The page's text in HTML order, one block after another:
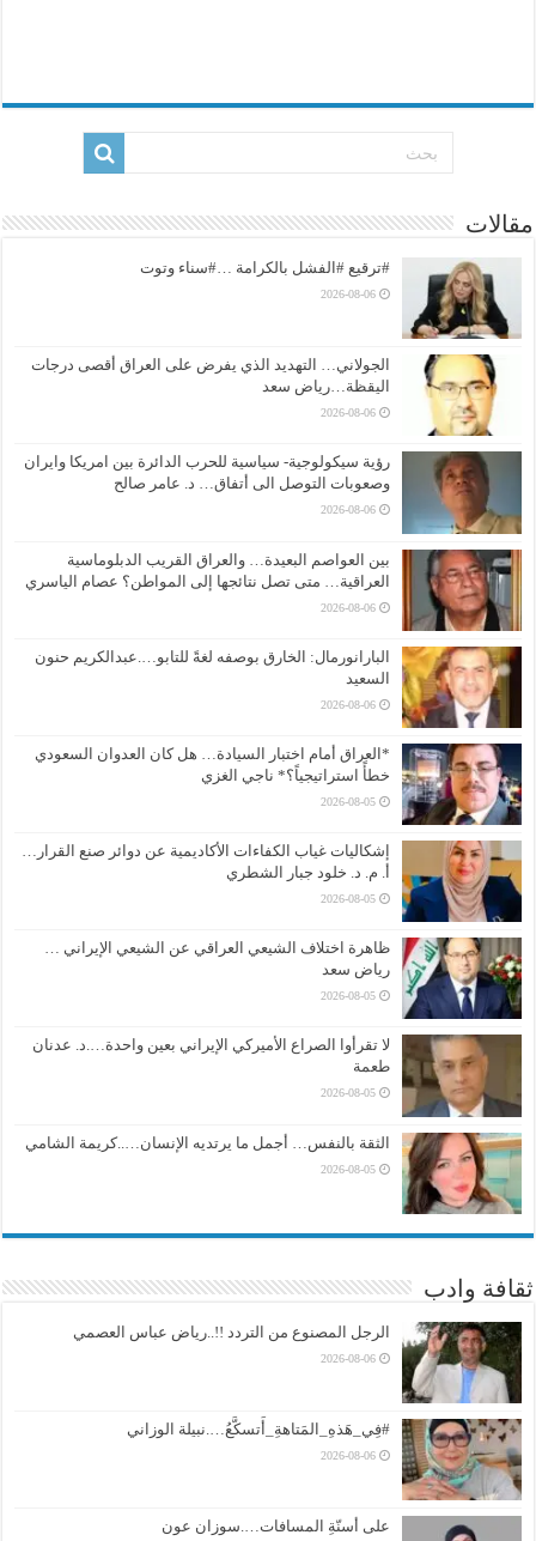
مقالات
#ترقيع #الفشل بالكرامة …#سناء وتوت
2026-08-06
الجولاني… التهديد الذي يفرض على العراق أقصى درجات
اليقظة…رياض سعد
2026-08-06
رؤية سيكولوجية- سياسية للحرب الدائرة بين امريكا وايران
وصعوبات التوصل الى أتفاق… د. عامر صالح
2026-08-06
بين العواصم البعيدة… والعراق القريب الدبلوماسية
العراقية… متى تصل نتائجها إلى المواطن؟ عصام الياسري
2026-08-06
البارانورمال: الخارق بوصفه لغةً للتابو….عبدالكريم حنون
السعيد
2026-08-06
*العراق أمام اختبار السيادة… هل كان العدوان السعودي
خطأً استراتيجياً؟* ناجي الغزي
2026-08-05
إشكاليات غياب الكفاءات الأكاديمية عن دوائر صنع القرار…
أ. م. د. خلود جبار الشطري
2026-08-05
ظاهرة اختلاف الشيعي العراقي عن الشيعي الإيراني …
رياض سعد
2026-08-05
لا تقرأوا الصراع الأميركي الإيراني بعين واحدة….د. عدنان
طعمة
2026-08-05
الثقة بالنفس… أجمل ما يرتديه الإنسان…..كريمة الشامي
2026-08-05
ثقافة وادب
الرجل المصنوع من التردد !!..رياض عباس العصمي
2026-08-06
#فِي_هَذهِ_المَتاهةِ_أَتسكَّعُ….نبيلة الوزاني
2026-08-06
على أسنّةِ المسافات….سوزان عون